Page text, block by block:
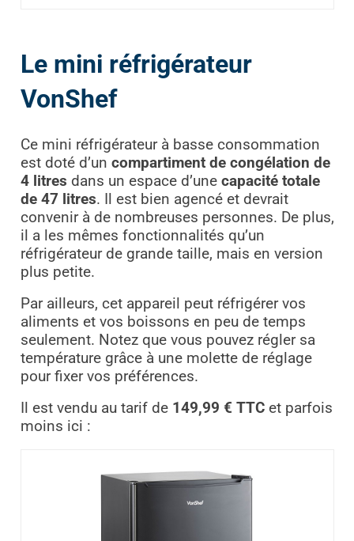
Le mini réfrigérateur
VonShef
Ce mini réfrigérateur à basse consommation
est doté d’un compartiment de congélation de
4 litres dans un espace d’une capacité totale
de 47 litres. Il est bien agencé et devrait
convenir à de nombreuses personnes. De plus,
il a les mêmes fonctionnalités qu’un
réfrigérateur de grande taille, mais en version
plus petite.
Par ailleurs, cet appareil peut réfrigérer vos
aliments et vos boissons en peu de temps
seulement. Notez que vous pouvez régler sa
température grâce à une molette de réglage
pour fixer vos préférences.
Il est vendu au tarif de 149,99 € TTCet parfois
moins ici :